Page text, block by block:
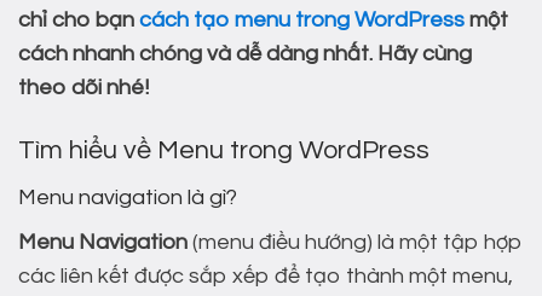
chỉ cho bạn cách tạo menu trong WordPress một
cách nhanh chóng và dễ dàng nhất. Hãy cùng
theo dõi nhé!
Tìm hiểu về Menu trong WordPress
Menu navigation là gì?
Menu Navigation (menu điều hướng) là một tập hợp
các liên kết được sắp xếp để tạo thành một menu,